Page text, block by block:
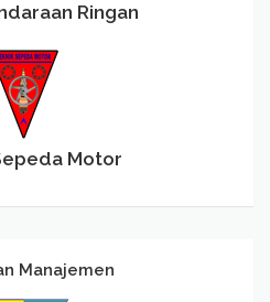
Ringan
Motor
Manajemen